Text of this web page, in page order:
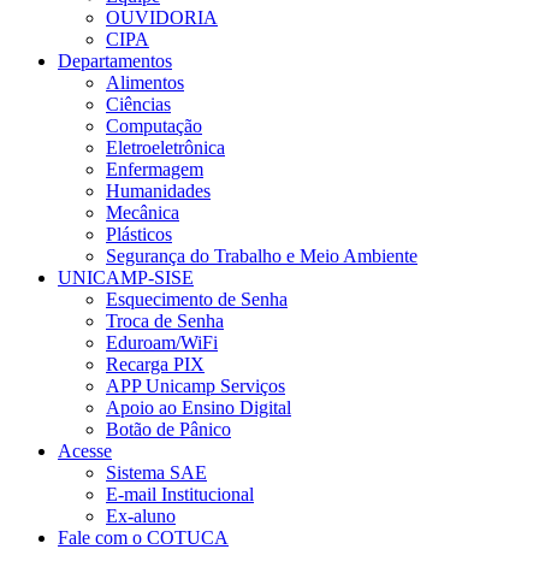
OUVIDORIA
CIPA
Departamentos
Alimentos
Ciências
Computação
Eletroeletrônica
Enfermagem
Humanidades
Mecânica
Plásticos
Segurança do Trabalho e Meio Ambiente
UNICAMP-SISE
Esquecimento de Senha
Troca de Senha
Eduroam/WiFi
Recarga PIX
APP Unicamp Serviços
Apoio ao Ensino Digital
Botão de Pânico
Acesse
Sistema SAE
E-mail Institucional
Ex-aluno
Fale com o COTUCA